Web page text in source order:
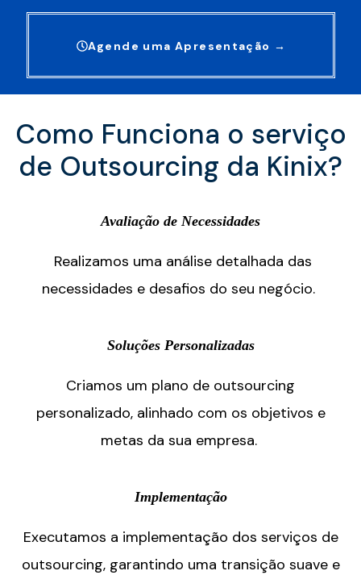
Agende uma Apresentação →
Como Funciona o serviço
de Outsourcing da Kinix?
Avaliação de Necessidades
Realizamos uma análise detalhada das
necessidades e desafios do seu negócio.
Soluções Personalizadas
Criamos um plano de outsourcing
personalizado, alinhado com os objetivos e
metas da sua empresa.
Implementação
Executamos a implementação dos serviços de
outsourcing, garantindo uma transição suave e